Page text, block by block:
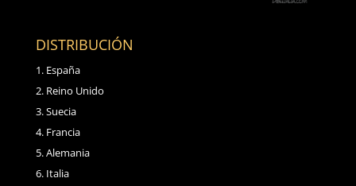
DISTRIBUCIÓN
España
Reino Unido
Suecia
Francia
Alemania
Italia